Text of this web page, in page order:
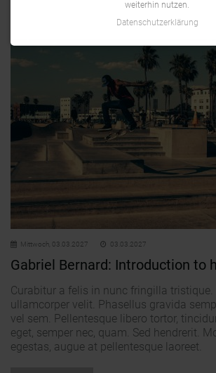
Mittwoch, 03.03.2027 03.03.2027
Gabriel Bernard: Introduction to
Curabitur a felis in nunc fringilla
ullamcorper velit. Phasellus gravida
vel sem. Pellentesque libero tortor,
eget, semper nec, quam. Sed hendrerit.
egestas, augue at pellentesque laoreet.
weiterhin nutzen.
Datenschutzerklärung